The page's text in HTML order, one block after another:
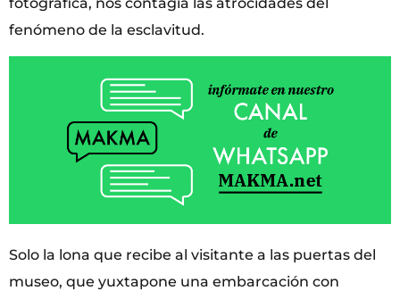
fenómeno de la esclavitud.
Solo la lona que recibe al visitante a las puertas del
museo, que yuxtapone una embarcación con